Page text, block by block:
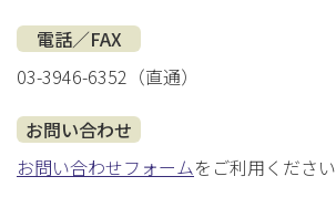
電話／FAX
03-3946-6352（直通）
お問い合わせ
お問い合わせフォームをご利用ください